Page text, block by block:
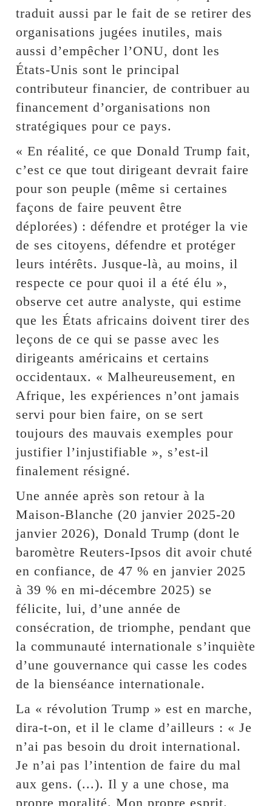
traduit aussi par le fait de se retirer des
organisations jugées inutiles, mais
aussi d’empêcher l’ONU, dont les
États-Unis sont le principal
contributeur financier, de contribuer au
financement d’organisations non
stratégiques pour ce pays.
« En réalité, ce que Donald Trump fait,
c’est ce que tout dirigeant devrait faire
pour son peuple (même si certaines
façons de faire peuvent être
déplorées) : défendre et protéger la vie
de ses citoyens, défendre et protéger
leurs intérêts. Jusque-là, au moins, il
respecte ce pour quoi il a été élu »,
observe cet autre analyste, qui estime
que les États africains doivent tirer des
leçons de ce qui se passe avec les
dirigeants américains et certains
occidentaux. « Malheureusement, en
Afrique, les expériences n’ont jamais
servi pour bien faire, on se sert
toujours des mauvais exemples pour
justifier l’injustifiable », s’est-il
finalement résigné.
Une année après son retour à la
Maison-Blanche (20 janvier 2025-20
janvier 2026), Donald Trump (dont le
baromètre Reuters-Ipsos dit avoir chuté
en confiance, de 47 % en janvier 2025
à 39 % en mi-décembre 2025) se
félicite, lui, d’une année de
consécration, de triomphe, pendant que
la communauté internationale s’inquiète
d’une gouvernance qui casse les codes
de la bienséance internationale.
La « révolution Trump » est en marche,
dira-t-on, et il le clame d’ailleurs : « Je
n’ai pas besoin du droit international.
Je n’ai pas l’intention de faire du mal
aux gens. (...). Il y a une chose, ma
propre moralité. Mon propre esprit.